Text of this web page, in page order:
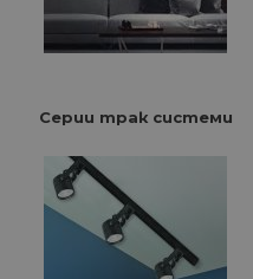
Серии трак системи